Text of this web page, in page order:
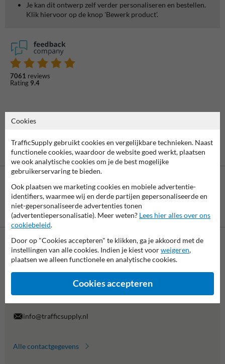
Je kan dit ontwerp zelf verder personaliseren en bestellen.
Klik hiervoor op de knop 'Bewerk product'.
7061 reviews
Rating 9.4
Betaling achteraf
is mogelijk
Neem contact met ons op
Wij zijn op werkdagen (van 8.00 tot 17.00) te bereiken op 038-
Vragen? Stuur een e-mail naarinfo@trafficsupply.nl
formulier in en we reageren zo spoedig mogelijk.
info@trafficsupply.nl
Alle contactgegevens
Cookies
TrafficSupply gebruikt cookies en vergelijkbare technieken. Naast
functionele cookies, waardoor de website goed werkt, plaatsen
we ook analytische cookies om je de best mogelijke
gebruikerservaring te bieden.
Ook plaatsen we marketing cookies en mobiele advertentie-
identifiers, waarmee wij en derde partijen gepersonaliseerde en
niet-gepersonaliseerde advertenties tonen
(advertentiepersonalisatie). Meer weten? Lees hier alles over ons
cookiebeleid.
Door op "Cookies accepteren" te klikken, ga je akkoord met de
instellingen van alle cookies. Indien je kiest voorweigeren,
plaatsen we alleen functionele en analytische cookies.
Cookies accepteren